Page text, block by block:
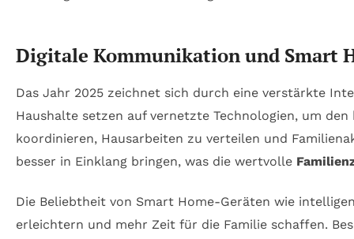
Digitale Kommunikation und Smart
Das Jahr 2025 zeichnet sich durch eine verstärkte
Haushalte setzen auf vernetzte Technologien, um
koordinieren, Hausarbeiten zu verteilen und
besser in Einklang bringen, was die wertvolle
Die Beliebtheit von Smart Home-Geräten wie
erleichtern und mehr Zeit für die Familie schaffen.